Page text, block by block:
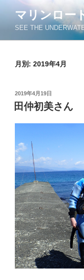
ン
マリンロー
SEE THE
月別: 2019年4月
投
稿
日:
2019年4月19日
田仲初美さん